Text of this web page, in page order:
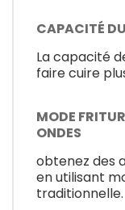
CAPACITÉ
La capacité
faire cuire
MODE
ONDES
obtenez des
en utilisant
traditionnelle.